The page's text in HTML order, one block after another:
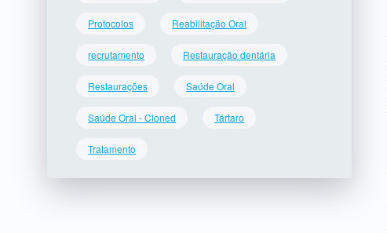
Protocolos Reabilitação Oral
recrutamento Restauração dentária
Restaurações Saúde Oral
Saúde Oral - Cloned Tártaro
Tratamento